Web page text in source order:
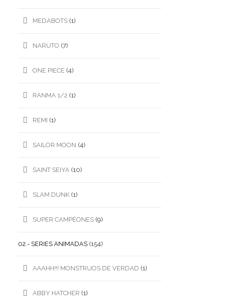
MEDABOTS (1)
NARUTO (7)
ONE PIECE (4)
RANMA 1/2 (1)
REMI (1)
SAILOR MOON (4)
SAINT SEIYA (10)
SLAM DUNK (1)
SUPER CAMPÉONES (9)
02.- SERIES ANIMADAS (154)
AAAHH!!! MONSTRUOS DE VERDAD (1)
ABBY HATCHER (1)